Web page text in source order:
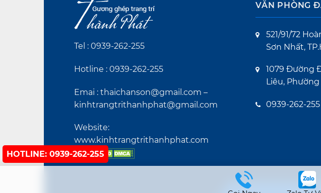
HOTLINE: 0939-262-255
Tel : 0939-262-255
Hotline : 0939-262-255
Emai : thaichanson@gmail.com –
kinhtrangtrithanhphat@gmail.com
Website:
www.kinhtrangtrithanhphat.com
VĂN PHÒNG
521/91/72
Sơn Nhất,
1079 Đường
Liêu, Phường
0939-262-255